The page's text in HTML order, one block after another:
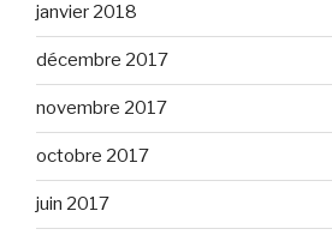
janvier 2018
décembre 2017
novembre 2017
octobre 2017
juin 2017